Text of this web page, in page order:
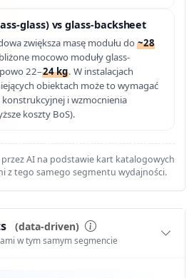
glass) vs glass-backsheet
zwiększa masę modułu do~28
mocowo moduły glass-
22–24 kg. W instalacjach
obiektach może to wymagać
i wzmocnienia
koszty BoS).
AI na podstawie kart katalogowych
z tego samego segmentu wydajności.
(data-driven)
w tym samym segmencie